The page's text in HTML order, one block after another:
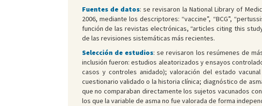
Fuentes de datos: se revisaron la National Library of
2006, mediante los descriptores: “vaccine”, “BCG”,
función de las revistas electrónicas, “articles citing this
de las revisiones sistemáticas más recientes.
Selección de estudios: se revisaron los resúmenes de
inclusión fueron: estudios aleatorizados y ensayos
casos y controles anidado); valoración del estado
cuestionario validado o la historia clínica; diagnóstico de
que no comparaban directamente los sujetos vacunados
los que la variable de asma no fue valorada de forma